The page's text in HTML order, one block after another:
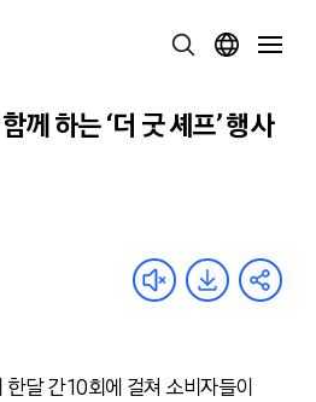
께 하는 ‘더 굿 셰프’ 행사
달 간 10회에 걸쳐 소비자들이